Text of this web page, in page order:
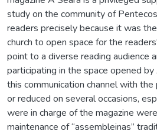
study on the community of
readers precisely because it was
church to open space for the
point to a diverse reading audience
participating in the space opened
this communication channel with
or reduced on several occasions,
were in charge of the magazine
maintenance of “assembleinas”